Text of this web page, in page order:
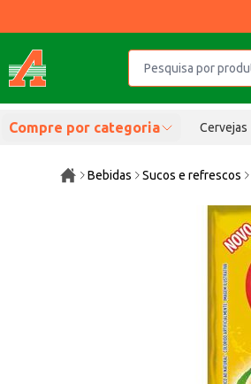
Compre por categoria Cervejas
Bebidas Sucos e refrescos